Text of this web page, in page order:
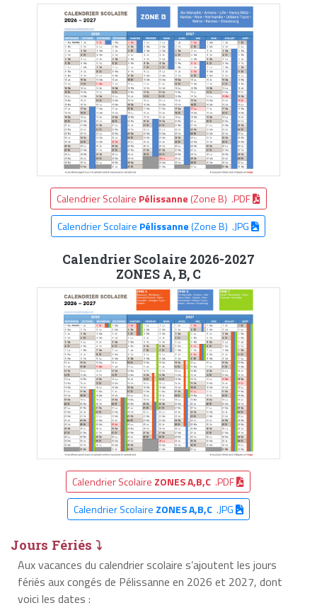
Calendrier Scolaire Pélissanne (Zone B) .PDF
Calendrier Scolaire Pélissanne(Zone B) .JPG
Calendrier Scolaire 2026-2027
ZONES A, B, C
Calendrier Scolaire ZONES A,B,C .PDF
Calendrier Scolaire ZONES A,B,C.JPG
Jours Fériés ⤵
Aux vacances du calendrier scolaire s’ajoutent les jours
fériés aux congés de Pélissanne en 2026 et 2027, dont
voici les dates :